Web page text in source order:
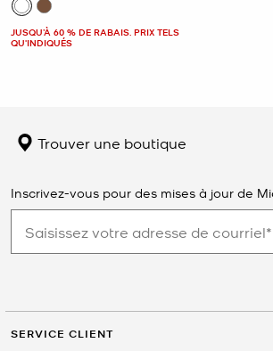
JUSQU’À 60 % DE RABAIS. PRIX TELS
QU'INDIQUÉS
Trouver une boutique
Inscrivez-vous pour des mises à jour de
SERVICE CLIENT